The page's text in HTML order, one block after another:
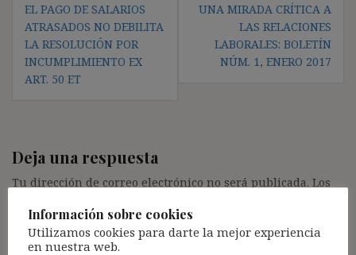
de
entradas
EL PAGO DE SALARIOS
ATRASADOS NO DEBILITA
LA RESOLUCIÓN POR
INCUMPLIMIENTO EX
ART. 50 ET
UNA MIRADA CRÍTICA A
LAS RELACIONES
LABORALES: BOLETÍN
NÚM. 1, ENERO 2017
Deja una respuesta
Tu dirección de correo electrónico no será publicada. Los
Comentario
Información sobre cookies
Utilizamos cookies para darte la mejor experiencia
en nuestra web.